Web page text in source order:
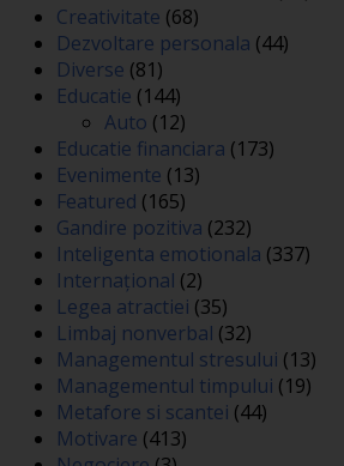
Creativitate (68)
Dezvoltare personala (44)
Diverse (81)
Educatie (144)
Auto (12)
Educatie financiara (173)
Evenimente (13)
Featured (165)
Gandire pozitiva (232)
Inteligenta emotionala (337)
Internațional (2)
Legea atractiei (35)
Limbaj nonverbal (32)
Managementul stresului (13)
Managementul timpului (19)
Metafore si scantei (44)
Motivare (413)